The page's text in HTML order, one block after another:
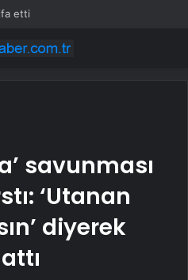
etti
savunması
‘Utanan
diyerek